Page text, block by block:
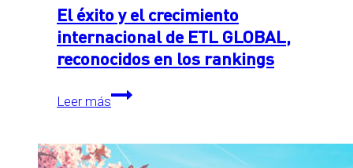
El éxito y el crecimiento
internacional de ETL GLOBAL,
reconocidos en los rankings
Leer más
El
éxito
el